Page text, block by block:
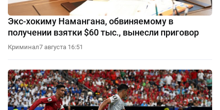
Экс-хокиму Намангана, обвиняемому в
получении взятки $60 тыс., вынесли приговор
Криминал7 августа 16:51